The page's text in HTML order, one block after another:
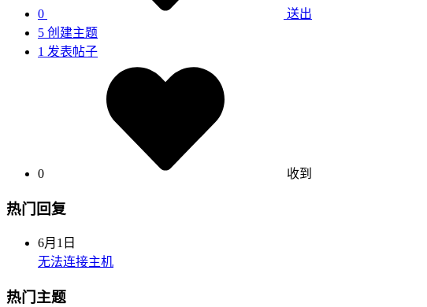
0
送出
5 创建主题
1 发表帖子
0 收到
热门回复
6月1日
无法连接主机
热门主题